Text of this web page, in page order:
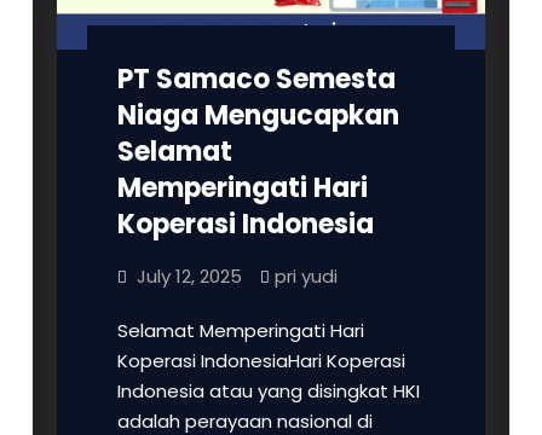
PT Samaco Semesta
Niaga Mengucapkan
Selamat
Memperingati Hari
Koperasi Indonesia
July 12, 2025 pri yudi
Selamat Memperingati Hari
Koperasi IndonesiaHari Koperasi
Indonesia atau yang disingkat HKI
adalah perayaan nasional di